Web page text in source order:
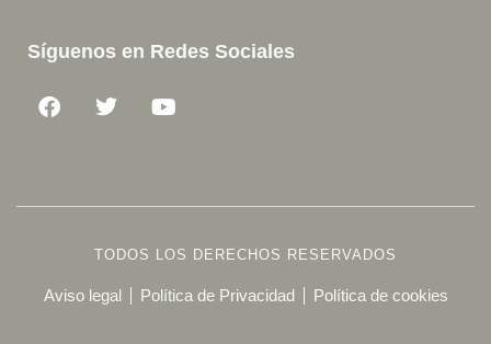
Síguenos en Redes Sociales
TODOS LOS DERECHOS RESERVADOS
Aviso legal Política de Privacidad Política de cookies